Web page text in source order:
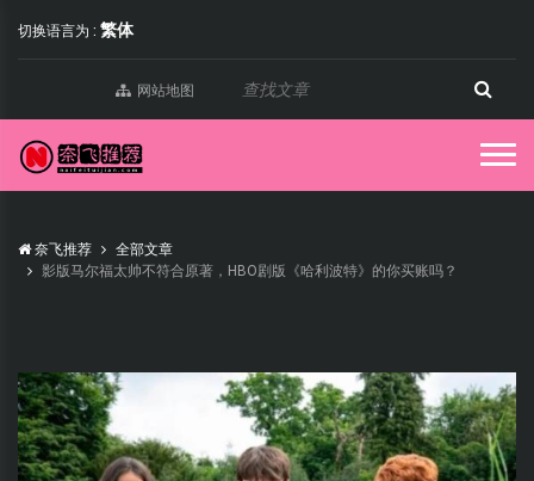
切换语言为 : 繁体
网站地图
奈飞推荐
全部文章
影版马尔福太帅不符合原著，HBO剧版《哈利波特》的你买账吗？